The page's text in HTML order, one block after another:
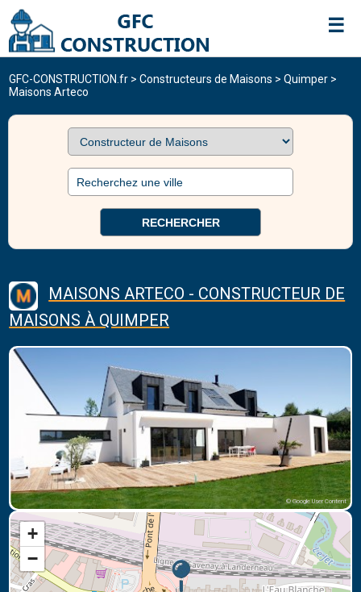
☰
CONSTRUCTEURS DE MAISONS
GFC-CONSTRUCTION.fr >Constructeurs de Maisons >Quimper >
Maisons Arteco
RECHERCHER
MAISONS ARTECO - CONSTRUCTEUR DE
MAISONS À QUIMPER
© Google User Content
+
−